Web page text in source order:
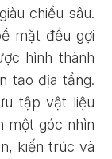
chiều sâu.
mặt đều gợi
hình thành
tạo địa tầng.
tập vật liệu
một góc nhìn
kiến trúc và